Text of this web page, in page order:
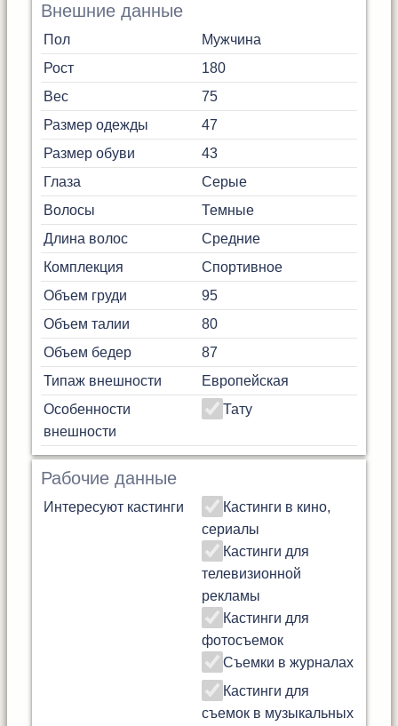
Внешние данные
Пол
Мужчина
Рост
180
Вес
75
Размер одежды
47
Размер обуви
43
Глаза
Серые
Волосы
Темные
Длина волос
Средние
Комплекция
Спортивное
Объем груди
95
Объем талии
80
Объем бедер
87
Типаж внешности
Европейская
Особенности
внешности
Тату
Рабочие данные
Интересуют кастинги
Кастинги в кино,
сериалы
Кастинги для
телевизионной
рекламы
Кастинги для
фотосъемок
Съемки в журналах
Кастинги для
съемок в музыкальных